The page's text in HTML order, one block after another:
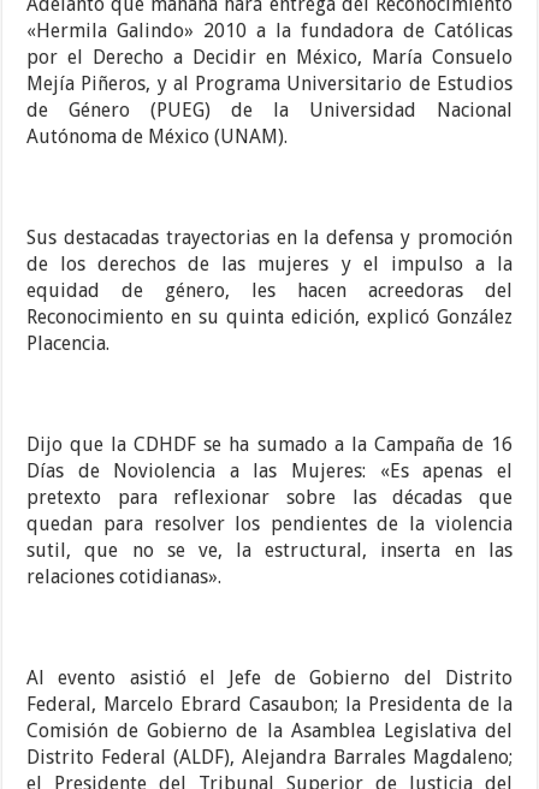
«Hermila Galindo» 2010 a la fundadora de Católicas
por el Derecho a Decidir en México, María Consuelo
Mejía Piñeros, y al Programa Universitario de Estudios
de Género (PUEG) de la Universidad Nacional
Autónoma de México (UNAM).
Sus destacadas trayectorias en la defensa y promoción
de los derechos de las mujeres y el impulso a la
equidad de género, les hacen acreedoras del
Reconocimiento en su quinta edición, explicó González
Placencia.
Dijo que la CDHDF se ha sumado a la Campaña de 16
Días de Noviolencia a las Mujeres: «Es apenas el
pretexto para reflexionar sobre las décadas que
quedan para resolver los pendientes de la violencia
sutil, que no se ve, la estructural, inserta en las
relaciones cotidianas».
Al evento asistió el Jefe de Gobierno del Distrito
Federal, Marcelo Ebrard Casaubon; la Presidenta de la
Comisión de Gobierno de la Asamblea Legislativa del
Distrito Federal (ALDF), Alejandra Barrales Magdaleno;
el Presidente del Tribunal Superior de Justicia del